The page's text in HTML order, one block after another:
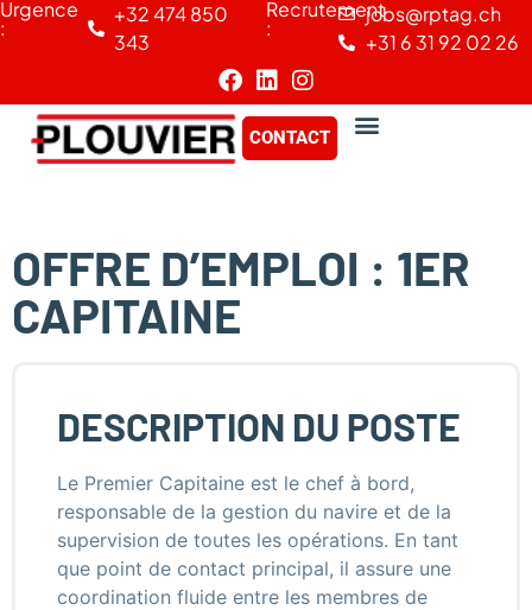
Urgence
:
+32 474 850
343
Recrutement
:
jobs@rptag.ch
+31 6 31 92 02 26
CONTACT
OFFRE D’EMPLOI : 1ER
CAPITAINE
DESCRIPTION DU POSTE
Le Premier Capitaine est le chef à bord,
responsable de la gestion du navire et de la
supervision de toutes les opérations. En tant
que point de contact principal, il assure une
coordination fluide entre les membres de
Panneau de gestion des cookies